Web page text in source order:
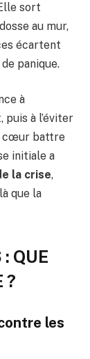
sort
au mur,
écartent
panique.
à
à l’éviter
cœur battre
initiale a
la crise,
que la
QUE
?
les